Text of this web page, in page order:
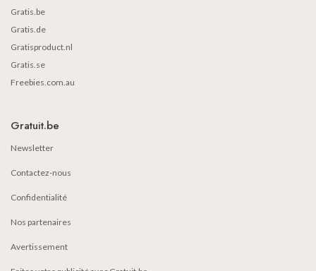
Gratis.be
Gratis.de
Gratisproduct.nl
Gratis.se
Freebies.com.au
Gratuit.be
Newsletter
Contactez-nous
Confidentialité
Nos partenaires
Avertissement